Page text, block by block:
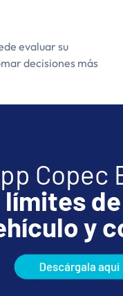
evaluar su
decisiones más